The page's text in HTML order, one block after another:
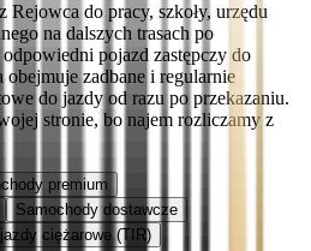
Rejowca do pracy, szkoły, urzędu
na dalszych trasach po
pojazd zastępczy do
zadbane i regularnie
do jazdy od razu po przekazaniu.
stronie, bo najem rozliczamy z
premium
Samochody dostawcze
ciężarowe (TIR)